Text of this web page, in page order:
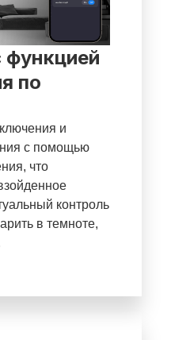
по
и
с помощью
что
контроль
в темноте,